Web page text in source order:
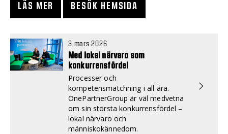
LÄS MER BESÖK HEMSIDA
3 mars 2026
Med lokal närvaro som
konkurrensfördel
Processer och
kompetensmatchning i all ära.
OnePartnerGroup är väl medvetna
om sin största konkurrensfördel –
lokal närvaro och
människokännedom.